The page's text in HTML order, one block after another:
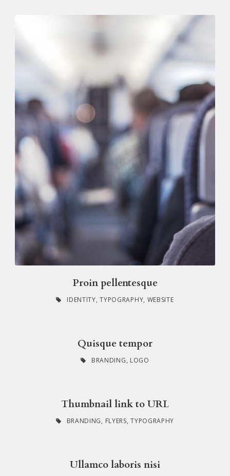
Proin pellentesque
IDENTITY, TYPOGRAPHY, WEBSITE
Quisque tempor
BRANDING, LOGO
Thumbnail link to URL
BRANDING, FLYERS, TYPOGRAPHY
Ullamco laboris nisi